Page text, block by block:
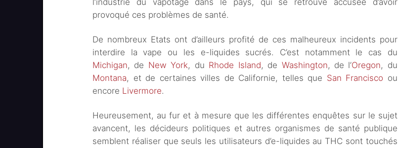
l’industrie du vapotage dans le pays, qui se retrouve accusée d’avoir
provoqué ces problèmes de santé.
De nombreux Etats ont d’ailleurs profité de ces malheureux incidents pour
interdire la vape ou les e-liquides sucrés. C’est notamment le cas du
Michigan, de New York, du Rhode Island, de Washington, de l’Oregon, du
Montana, et de certaines villes de Californie, telles que San Francisco ou
encore Livermore.
Heureusement, au fur et à mesure que les différentes enquêtes sur le sujet
avancent, les décideurs politiques et autres organismes de santé publique
semblent réaliser que seuls les utilisateurs d’e-liquides au THC sont touchés